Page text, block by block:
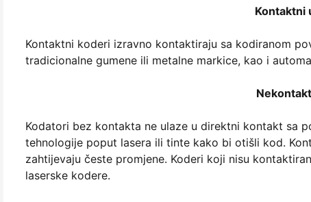
Kontaktni
Kontaktni koderi izravno kontaktiraju sa kodiranom
tradicionalne gumene ili metalne markice, kao i
Kodatori bez kontakta ne ulaze u direktni kontakt sa
tehnologije poput lasera ili tinte kako bi otišli kod.
zahtijevaju česte promjene. Koderi koji nisu
laserske kodere.